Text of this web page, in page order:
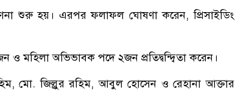
শুরু হয়। এরপর ফলাফল ঘোষণা করেন, প্রিসাইডিং
মহিলা অভিভাবক পদে ২জন প্রতিদ্বন্দ্বিতা করেন।
মো. জিল্লুর রহিম, আবুল হোসেন ও রেহানা আক্তার